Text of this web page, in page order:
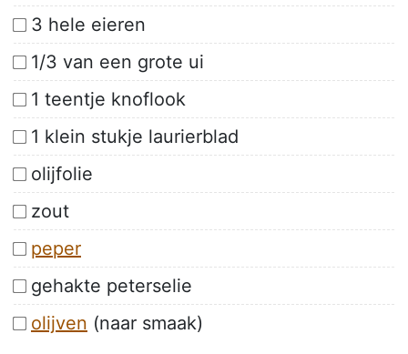
3 hele eieren
1/3 van een grote ui
1 teentje knoflook
1 klein stukje laurierblad
olijfolie
zout
peper
gehakte peterselie
olijven (naar smaak)